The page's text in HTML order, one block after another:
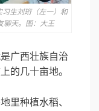
生刘珩（左一）和
聊天。图：大王
广西壮族自治
的几十亩地。
里种植水稻、